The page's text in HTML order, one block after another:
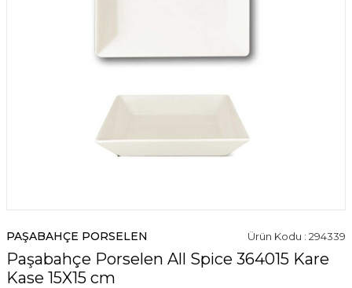
PAŞABAHÇE PORSELEN Ürün Kodu : 294339
Paşabahçe Porselen All Spice 364015 Kare
Kase 15X15 cm